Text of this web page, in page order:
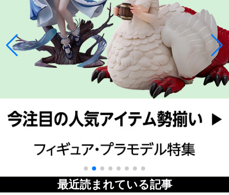
最近読まれている記事